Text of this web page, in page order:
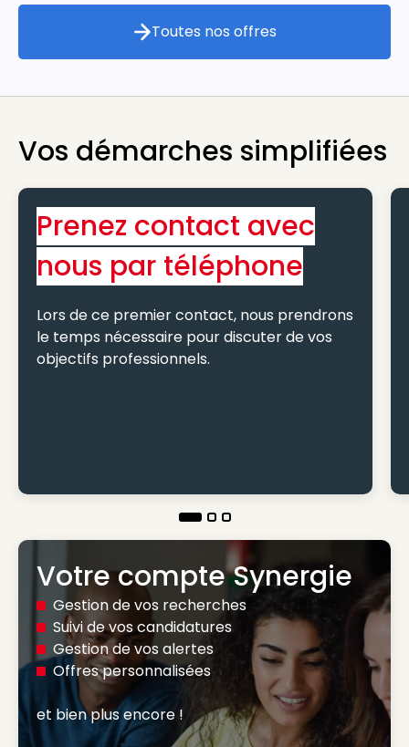
Toutes nos offres
Toutes nos offres
Vos démarches simplifiées
Prenez contact avec
nous par téléphone
Lors de ce premier contact, nous prendrons
le temps nécessaire pour discuter de vos
objectifs professionnels.
Votre compte Synergie
Gestion de vos recherches
Suivi de vos candidatures
Gestion de vos alertes
Offres personnalisées
et bien plus encore !